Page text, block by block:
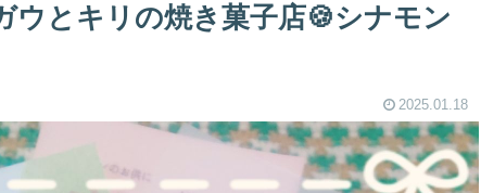
ウとキリの焼き菓子店🍪シナモン
2025.01.18